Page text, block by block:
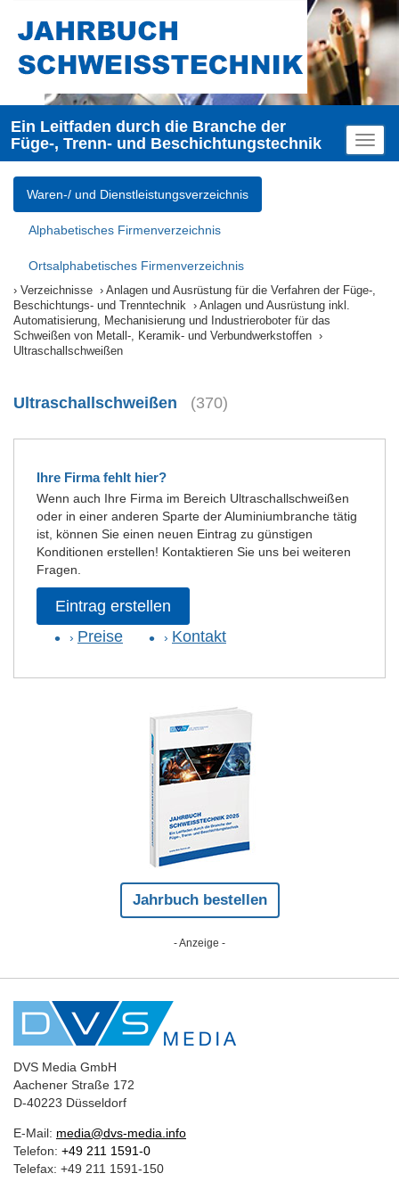
Ein Leitfaden durch die Branche der
Füge-, Trenn- und Beschichtungstechnik
Waren-/ und Dienstleistungsverzeichnis
Alphabetisches Firmenverzeichnis
Ortsalphabetisches Firmenverzeichnis
Verzeichnisse
Anlagen und Ausrüstung für die Verfahren der Füge-,
Beschichtungs- und Trenntechnik
Anlagen und Ausrüstung inkl.
Automatisierung, Mechanisierung und Industrieroboter für das
Schweißen von Metall-, Keramik- und Verbundwerkstoffen
Ultraschallschweißen
Ultraschallschweißen (370)
Ihre Firma fehlt hier?
Wenn auch Ihre Firma im Bereich Ultraschallschweißen
oder in einer anderen Sparte der Aluminiumbranche tätig
ist, können Sie einen neuen Eintrag zu günstigen
Konditionen erstellen! Kontaktieren Sie uns bei weiteren
Fragen.
Eintrag erstellen
› Preise › Kontakt
Jahrbuch bestellen
- Anzeige -
DVS Media GmbH
Aachener Straße 172
D-40223 Düsseldorf
E-Mail: media@dvs-media.info
Telefon: +49 211 1591-0
Telefax: +49 211 1591-150